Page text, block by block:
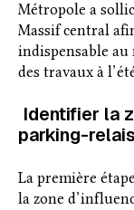
Métropole a
Massif central
indispensable au
des travaux à
Identifier la
parking-relais
La première
la zone